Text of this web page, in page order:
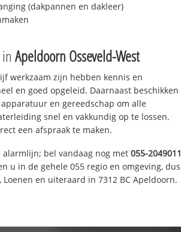
(dakpannen en dakleer)
Apeldoorn Osseveld-West
werkzaam zijn hebben kennis en
en goed opgeleid. Daarnaast beschikken
en gereedschap om alle
snel en vakkundig op te lossen.
een afspraak te maken.
bel vandaag nog met 055-2049011
u in de gehele 055 regio en omgeving, dus
en uiteraard in 7312 BC Apeldoorn.